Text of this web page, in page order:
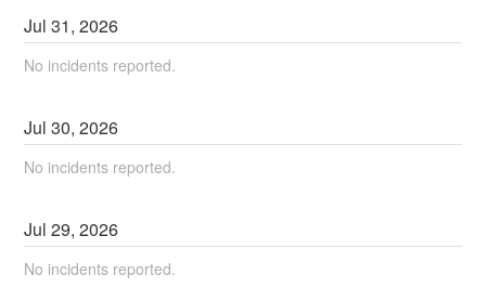
Jul31,2026
No incidents reported.
Jul30,2026
No incidents reported.
Jul29,2026
No incidents reported.